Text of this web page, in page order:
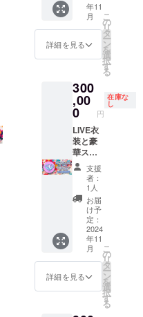
コバッ
Special
Thanks
として
名前入
れとサ
り撮影
現場
チェキ
が付き
ます。
完成し
たMVの
エンド
ロール
に今回
の支援
の記録
として
お名前
を残す
コース
です。
※備考欄
に掲載
したい
DVD(直
筆サイ
ン入り)
と現場
の雰囲
えるメ
イキン
グDVD-
R、ス
ナップ
ショッ
トブッ
クの
セット
に加え
て撮影
当日、
現場立
ち合い
可能な
時間と
場所を
用意致
しま
す。 日
年11
月
詳細を見る
こ
の
リ
タ
ー
ン
を
選
択
す
る
300
,00
0 円
在庫な
し
LIVE衣
装と豪
華スー
ベニア
（衣装
／生写
真／お
礼メッ
セージ
／サイ
ン,宛名,
メッ
セージ,
キス
マーク
入り色
支援
者：
1人
お届
け予
定：
2024
年11
月
詳細を見る
こ
の
リ
タ
ー
ン
を
選
択
す
る